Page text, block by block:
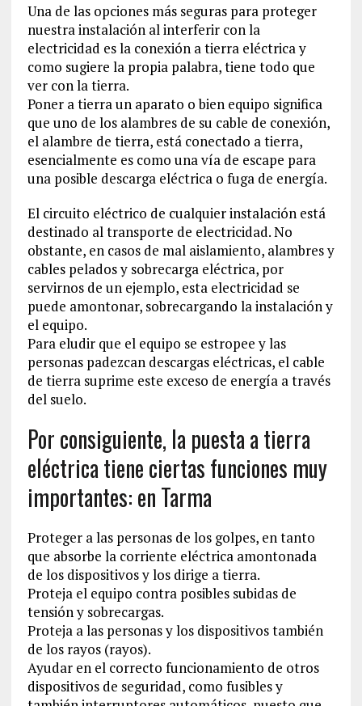
Una de las opciones más seguras para proteger
nuestra instalación al interferir con la
electricidad es la conexión a tierra eléctrica y
como sugiere la propia palabra, tiene todo que
ver con la tierra.
Poner a tierra un aparato o bien equipo significa
que uno de los alambres de su cable de conexión,
el alambre de tierra, está conectado a tierra,
esencialmente es como una vía de escape para
una posible descarga eléctrica o fuga de energía.
El circuito eléctrico de cualquier instalación está
destinado al transporte de electricidad. No
obstante, en casos de mal aislamiento, alambres y
cables pelados y sobrecarga eléctrica, por
servirnos de un ejemplo, esta electricidad se
puede amontonar, sobrecargando la instalación y
el equipo.
Para eludir que el equipo se estropee y las
personas padezcan descargas eléctricas, el cable
de tierra suprime este exceso de energía a través
del suelo.
Por consiguiente, la puesta a tierra
eléctrica tiene ciertas funciones muy
importantes: en Tarma
Proteger a las personas de los golpes, en tanto
que absorbe la corriente eléctrica amontonada
de los dispositivos y los dirige a tierra.
Proteja el equipo contra posibles subidas de
tensión y sobrecargas.
Proteja a las personas y los dispositivos también
de los rayos (rayos).
Ayudar en el correcto funcionamiento de otros
dispositivos de seguridad, como fusibles y